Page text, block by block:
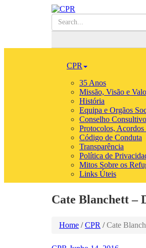
CPR
35 Anos
Missão, Visão e
História
Equipa e Orgãos
Conselho Consultivo
Protocolos,
Código de Conduta
Transparência
Política de
Mitos Sobre os
Links Úteis
Cate Blanchett –
Home / CPR /Cate